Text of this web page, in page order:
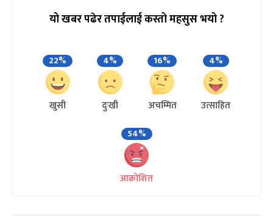
यो खबर पढेर तपाईलाई कस्तो महसुस भयो ?
22%
खुसी
4%
दुःखी
16%
अचम्मित
4%
उत्साहित
54%
आक्रोशित